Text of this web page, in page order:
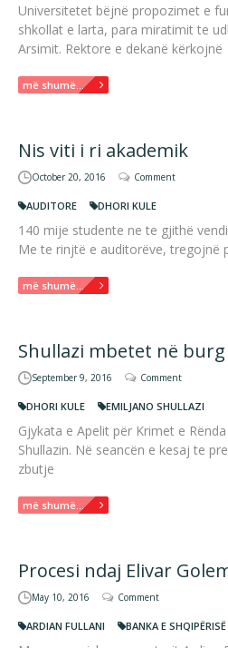
Universitetet bëjnë propozimet e
shkollat e larta, para miratimit te
Arsimit. Rektore e dekanë kërkojnë
më shumë...
Nis viti i ri akademik
October 20, 2016 Comment
AUDITORE DHORI KULE
140 mije studente ne te gjithë
Me te rinjtë e auditorëve, tregojnë
më shumë...
Shullazi mbetet në burg
September 9, 2016 Comment
DHORI KULE EMILJANO SHULLAZI
Gjykata e Apelit për Krimet e
Shullazin. Në seancën e kesaj te
zbutje
më shumë...
Procesi ndaj Elivar
May 10, 2016 Comment
ARDIAN FULLANI BANKA E SHQIPËRISË